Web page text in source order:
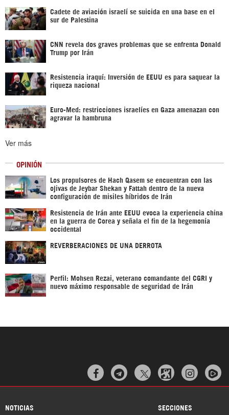
Cadete de aviación israelí se suicida en una base en el
sur de Palestina
CNN revela dos graves problemas que se enfrenta Donald
Trump por Irán
Resistencia iraquí: Inversión de EEUU es para saquear la
riqueza nacional
Euro-Med: restricciones israelíes en Gaza amenazan con
agravar la hambruna
Ver más
OPINIÓN
Los propulsores de Hach Qasem se encuentran con las
ojivas de Jeybar Shekan y Fattah dentro de la nueva
configuración de misiles híbridos de Irán
Resistencia de Irán ante EEUU evoca la experiencia china
en la guerra de Corea y señala el fin de la hegemonía
occidental
REVERBERACIONES DE UNA DERROTA
Perfil: Mohsen Rezai, veterano comandante del CGRI y
nuevo máximo responsable de seguridad de Irán
  
NOTICIAS SECCIONES